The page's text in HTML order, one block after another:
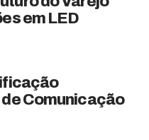
em LED
Comunicação